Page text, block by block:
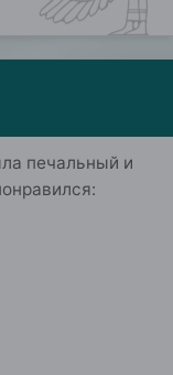
печальный и